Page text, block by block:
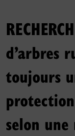
d’arbres
toujours
selon une